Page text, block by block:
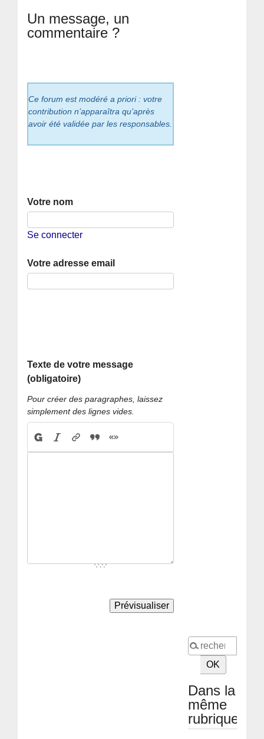
Un message, un
commentaire ?
Ce forum est modéré a priori : votre
contribution n’apparaîtra qu’après
avoir été validée par les responsables.
Votre nom
Se connecter
Votre adresse email
Texte de votre message
(obligatoire)
Pour créer des paragraphes, laissez
simplement des lignes vides.
Dans la
même
rubrique